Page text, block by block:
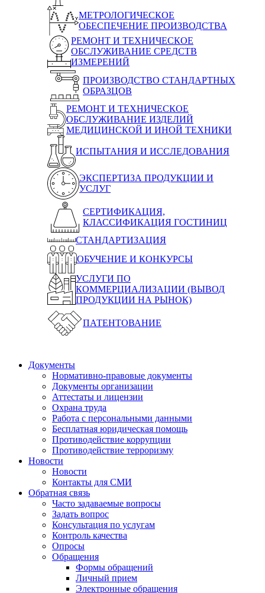
МЕТРОЛОГИЧЕСКОЕ
ОБЕСПЕЧЕНИЕ ПРОИЗВОДСТВА
РЕМОНТ И ТЕХНИЧЕСКОЕ
ОБСЛУЖИВАНИЕ СРЕДСТВ
ИЗМЕРЕНИЙ
ПРОИЗВОДСТВО СТАНДАРТНЫХ
ОБРАЗЦОВ
РЕМОНТ И ТЕХНИЧЕСКОЕ
ОБСЛУЖИВАНИЕ ИЗДЕЛИЙ
МЕДИЦИНСКОЙ И ИНОЙ ТЕХНИКИ
ИСПЫТАНИЯ И ИССЛЕДОВАНИЯ
ЭКСПЕРТИЗА ПРОДУКЦИИ И
УСЛУГ
СЕРТИФИКАЦИЯ,
КЛАССИФИКАЦИЯ ГОСТИНИЦ
СТАНДАРТИЗАЦИЯ
ОБУЧЕНИЕ И КОНКУРСЫ
УСЛУГИ ПО
КОММЕРЦИАЛИЗАЦИИ (ВЫВОД
ПРОДУКЦИИ НА РЫНОК)
ПАТЕНТОВАНИЕ
Документы
Нормативно-правовые документы
Документы организации
Аттестаты и лицензии
Охрана труда
Работа с персональными данными
Бесплатная юридическая помощь
Противодействие коррупции
Противодействие терроризму
Новости
Новости
Контакты для СМИ
Обратная связь
Часто задаваемые вопросы
Задать вопрос
Консультация по услугам
Контроль качества
Опросы
Обращения
Формы обращений
Личный прием
Электронные обращения